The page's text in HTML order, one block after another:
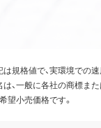
規格値で、実環境での速
、一般に各社の商標また
望小売価格です。